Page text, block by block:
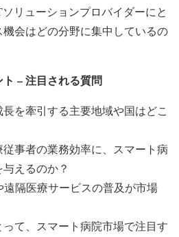
リューションプロバイダーにと
会はどの分野に集中しているの
–注目される質問
を牽引する主要地域や国はどこ
事者の業務効率に、スマート病
えるのか？
隔医療サービスの普及が市場
て、スマート病院市場で注目す